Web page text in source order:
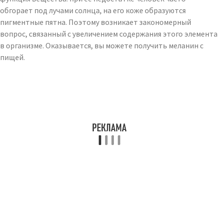
обгорает под лучами солнца, на его коже образуются
пигментные пятна. Поэтому возникает закономерный
вопрос, связанный с увеличением содержания этого элемента
в организме. Оказывается, вы можете получить меланин с
пищей.